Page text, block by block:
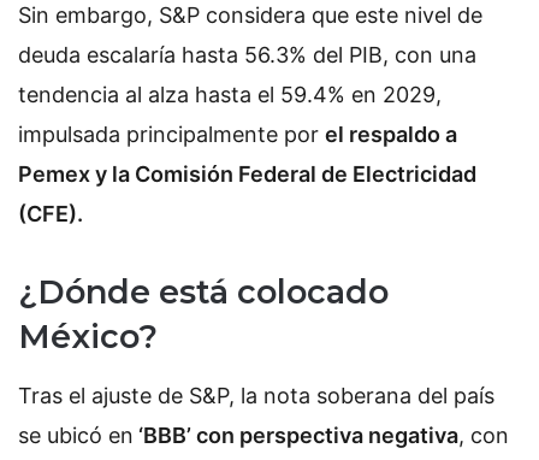
Sin embargo, S&P considera que este nivel de
deuda escalaría hasta 56.3% del PIB, con una
tendencia al alza hasta el 59.4% en 2029,
impulsada principalmente por el respaldo a
Pemex y la Comisión Federal de Electricidad
(CFE).
¿Dónde está colocado
México?
Tras el ajuste de S&P, la nota soberana del país
se ubicó en ‘BBB’ con perspectiva negativa, con